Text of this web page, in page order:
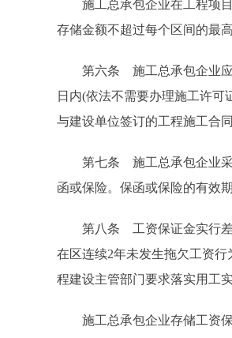
施工总承包企业在工程项目
存储金额不超过每个区间的最高
第六条 施工总承包企业应当
日内(依法不需要办理施工许可
与建设单位签订的工程施工合
第七条 施工总承包企业采用
函或保险。保函或保险的有效
第八条 工资保证金实行差异
在区连续2年未发生拖欠工资
程建设主管部门要求落实用工
施工总承包企业存储工资保